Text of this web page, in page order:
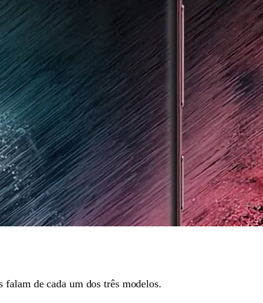
falam de cada um dos três modelos.